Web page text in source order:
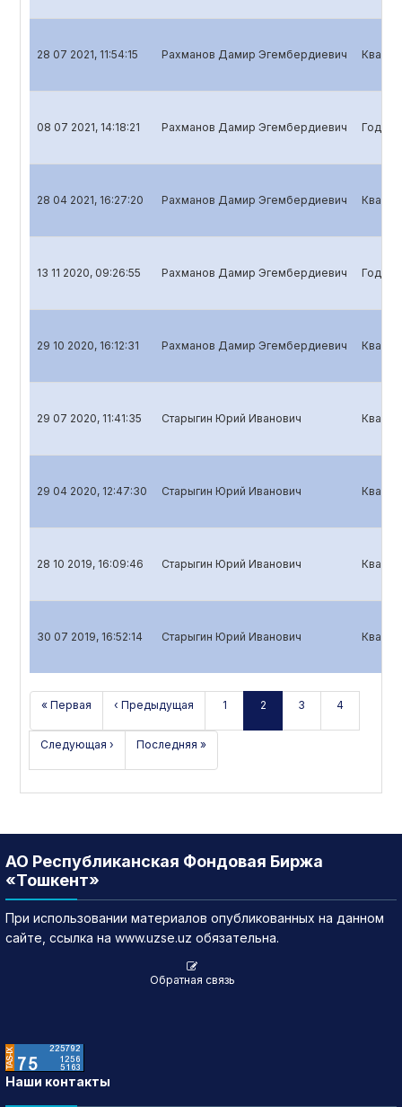
28 07 2021, 11:54:15 Рахманов Дамир Эгембердиевич
08 07 2021, 14:18:21 Рахманов Дамир Эгембердиевич
28 04 2021, 16:27:20 Рахманов Дамир Эгембердиевич
13 11 2020, 09:26:55 Рахманов Дамир Эгембердиевич
29 10 2020, 16:12:31 Рахманов Дамир Эгембердиевич
29 07 2020, 11:41:35 Старыгин Юрий Иванович
29 04 2020, 12:47:30 Старыгин Юрий Иванович
28 10 2019, 16:09:46 Старыгин Юрий Иванович
30 07 2019, 16:52:14 Старыгин Юрий Иванович
« Первая ‹ Предыдущая 1 2 3 4
Следующая › Последняя »
АО Республиканская Фондовая Биржа
«Тошкент»
При использовании материалов опубликованных на данном
сайте, ссылка на www.uzse.uz обязательна.
Обратная связь
Наши контакты